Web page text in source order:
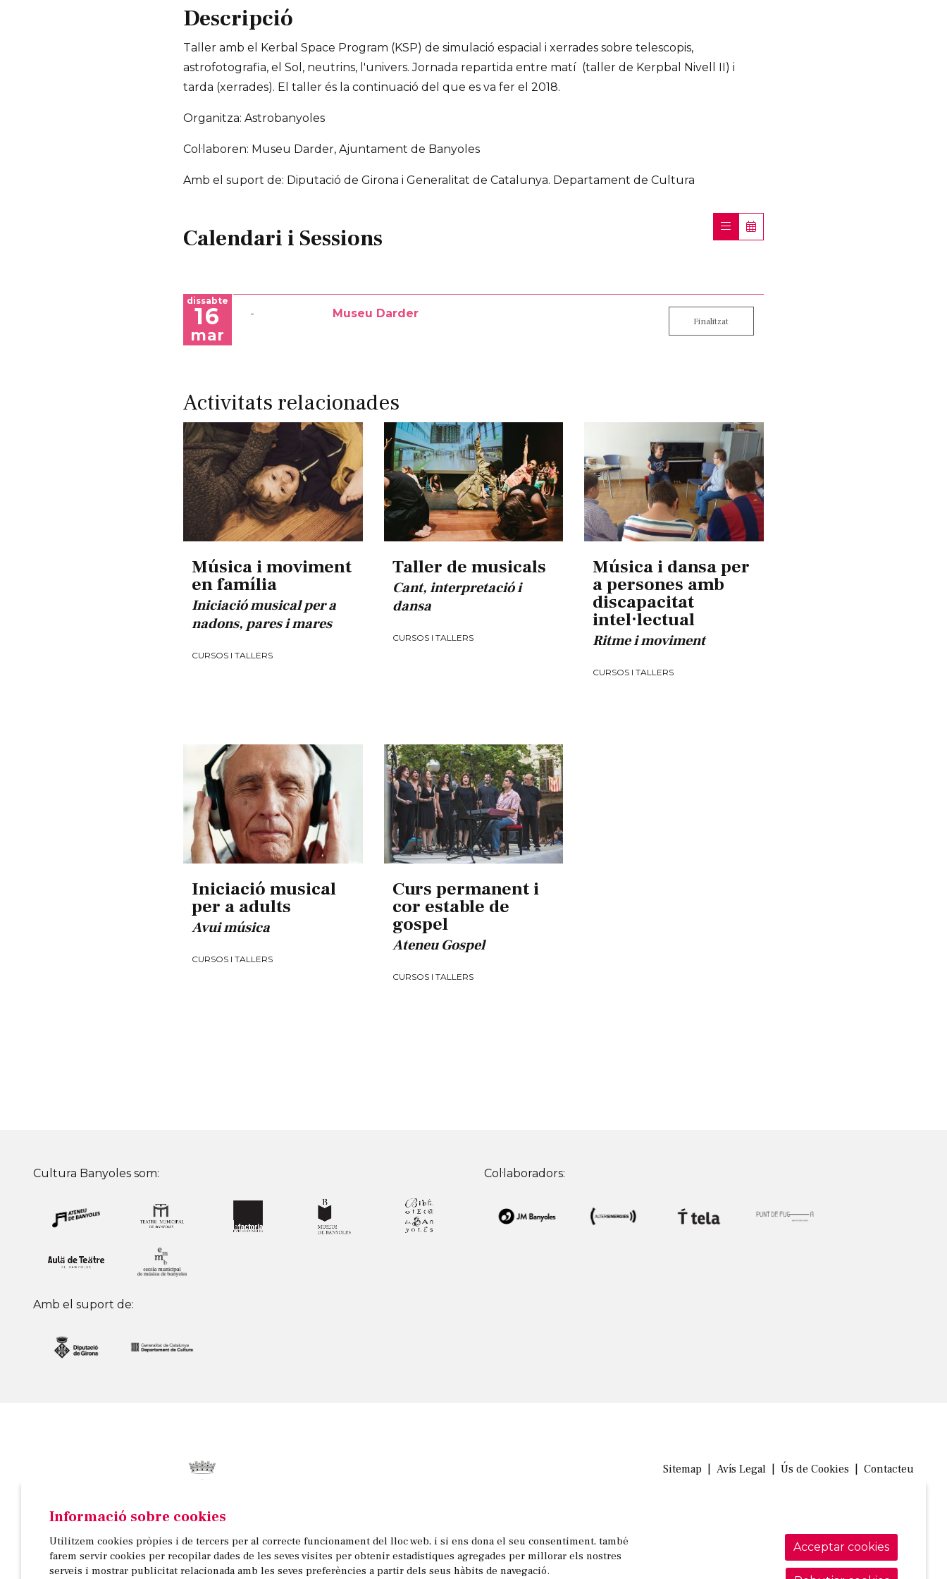
Descripció
Taller amb el Kerbal Space Program (KSP) de simulació espacial i xerrades sobre telescopis,
astrofotografia, el Sol, neutrins, l'univers. Jornada repartida entre matí (taller de Kerpbal Nivell II) i
tarda (xerrades). El taller és la continuació del que es va fer el 2018.
Organitza: Astrobanyoles
Col·laboren: Museu Darder, Ajuntament de Banyoles
Amb el suport de: Diputació de Girona i Generalitat de Catalunya. Departament de Cultura
Calendari i Sessions
dissabte
16
mar
Museu Darder
Finalitzat
Activitats relacionades
Música i moviment
en família
Iniciació musical per a
nadons, pares i mares
CURSOS I TALLERS
Taller de musicals
Cant, interpretació i
dansa
CURSOS I TALLERS
Música i dansa per
a persones amb
discapacitat
intel·lectual
Ritme i moviment
CURSOS I TALLERS
Iniciació musical
per a adults
Avui música
CURSOS I TALLERS
Curs permanent i
cor estable de
gospel
Ateneu Gospel
CURSOS I TALLERS
Cultura Banyoles som:
Amb el suport de:
Col·laboradors:
Passeig de la Indústria, 25, 3a planta | 17820 Banyoles
972 58 18 48 | 972 57 00 50
Sitemap Avís Legal Ús de Cookies Contacteu
Informació sobre cookies
Utilitzem cookies pròpies i de tercers per al correcte funcionament del lloc web, i si ens dona el seu consentiment, també
farem servir cookies per recopilar dades de les seves visites per obtenir estadístiques agregades per millorar els nostres
serveis i mostrar publicitat relacionada amb les seves preferències a partir dels seus hàbits de navegació.
Acceptar cookies